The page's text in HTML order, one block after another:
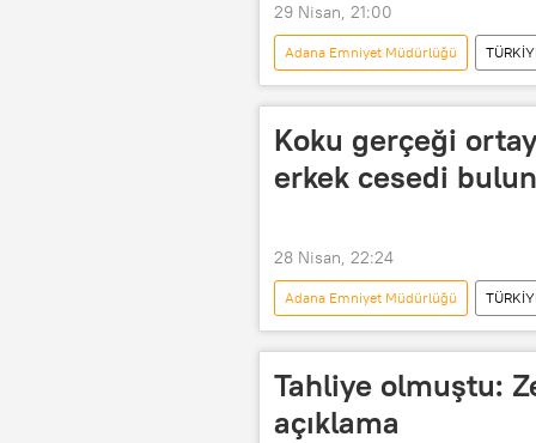
29 Nisan, 21:00
Adana Emniyet Müdürlüğü
Adana Valiliği
Sel
Koku gerçeği
erkek cesedi
28 Nisan, 22:24
Adana Emniyet Müdürlüğü
Adana Valiliği
Ceyhan
Tahliye olmuştu:
açıklama